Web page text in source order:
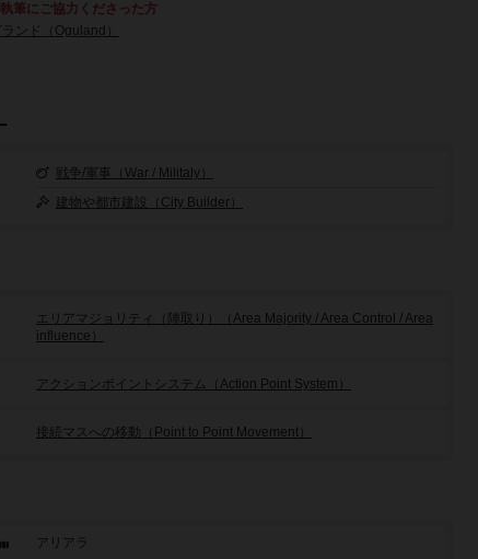
執筆にご協力くださった方
ランド（Oguland）
戦争/軍事（War / Militaly）
建物や都市建設（City Builder）
エリアマジョリティ（陣取り）（Area Majority / Area Control / Area
influence）
アクションポイントシステム（Action Point System）
接続マスへの移動（Point to Point Movement）
アリアラ